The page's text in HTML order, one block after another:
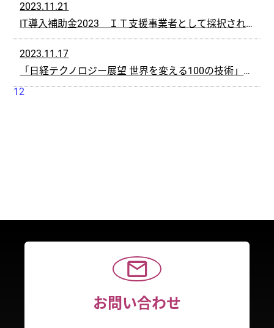
2023.11.21
IT導入補助金2023 ＩＴ支援事業者として採択されました
2023.11.17
「日経テクノロジー展望 世界を変える100の技術」にて紹介されました
12
お問い合わせ